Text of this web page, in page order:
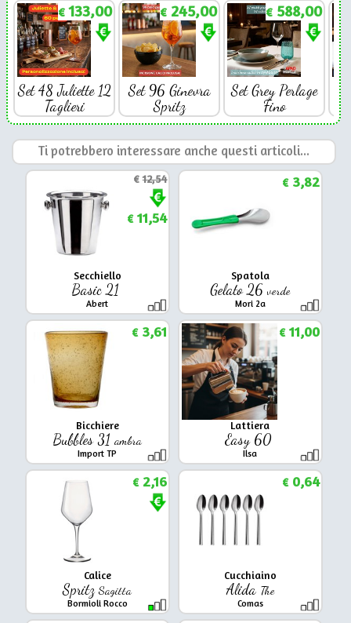
€ 133,00
Set 48 Juliette 12
Taglieri
€ 245,00
Set 96 Ginevra
Spritz
€ 588,00
Set Grey Perlage
Fino
Ti potrebbero interessare anche questi articoli...
Secchiello
Basic 21
Abert
€12,54
€11,54
Spatola
Gelato 26verde
Mori 2a
€3,82
Bicchiere
Bubbles 31ambra
Import TP
€3,61
Lattiera
Easy 60
Ilsa
€11,00
Calice
SpritzSagitta
Bormioli Rocco
€2,16
Cucchiaino
Alida The
Comas
€0,64